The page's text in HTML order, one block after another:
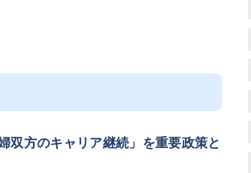
双方のキャリア継続」を重要政策と